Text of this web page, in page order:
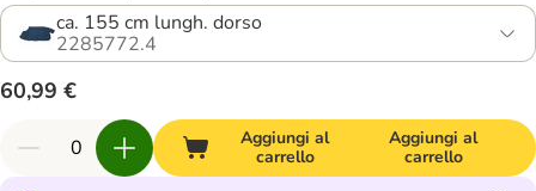
ca. 155 cm lungh. dorso
2285772.4
60,99 €
Aggiungi al
carrello
Aggiungi al
carrello